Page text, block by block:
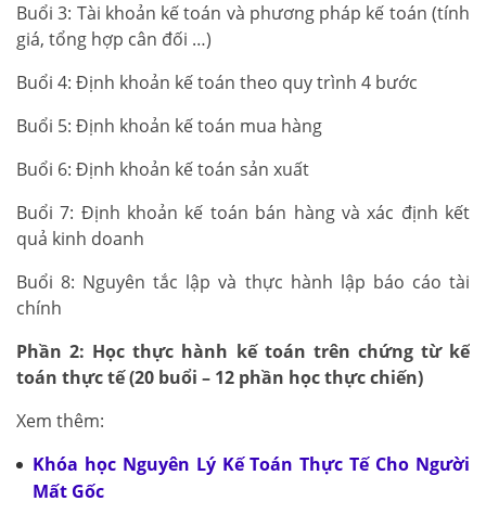
Buổi 3: Tài khoản kế toán và phương pháp kế toán (tính
giá, tổng hợp cân đối …)
Buổi 4: Định khoản kế toán theo quy trình 4 bước
Buổi 5: Định khoản kế toán mua hàng
Buổi 6: Định khoản kế toán sản xuất
Buổi 7: Định khoản kế toán bán hàng và xác định kết
quả kinh doanh
Buổi 8: Nguyên tắc lập và thực hành lập báo cáo tài
chính
Phần 2: Học thực hành kế toán trên chứng từ kế
toán thực tế (20 buổi – 12 phần học thực chiến)
Xem thêm:
Khóa học Nguyên Lý Kế Toán Thực Tế Cho Người
Mất Gốc